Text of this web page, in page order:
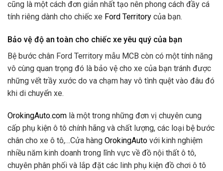
cũng là một cách đơn giản nhất tạo nên phong cách đầy cá
tính riêng dành cho chiếc xe Ford Territory của bạn.
Bảo vệ độ an toàn cho chiếc xe yêu quý của bạn
Bệ bước chân Ford Territory mẫu MCB còn có một tính năng
vô cùng quan trọng đó là bảo vệ cho xe của bạn tránh được
những vết trầy xước do va chạm hay vô tình quệt vào đâu đó
khi di chuyển xe.
OrokingAuto.com là một trong những đơn vị chuyên cung
cấp phụ kiện ô tô chính hãng và chất lượng, các loại bệ bước
chân cho xe ô tô,…Cửa hàng OrokingAuto với kinh nghiệm
nhiều năm kinh doanh trong lĩnh vực về đồ nội thất ô tô,
chuyên phân phối và lắp đặt các linh phụ kiện đồ chơi ô tô